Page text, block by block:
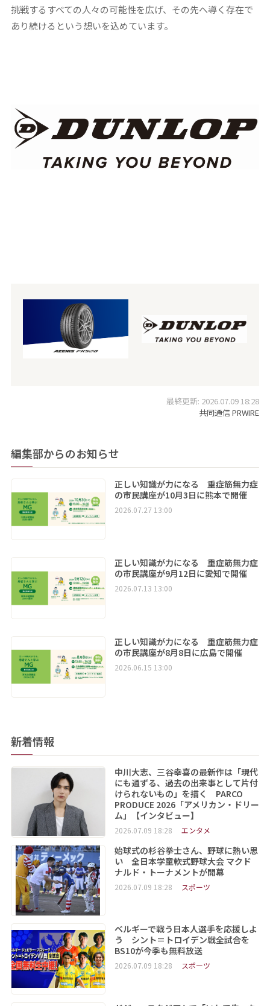
挑戦するすべての人々の可能性を広げ、その先へ導く存在で
あり続けるという想いを込めています。
最終更新: 2026.07.09 18:28
共同通信 PRWIRE
編集部からのお知らせ
正しい知識が力になる 重症筋無力症
の市民講座が10月3日に熊本で開催
2026.07.27 13:00
正しい知識が力になる 重症筋無力症
の市民講座が9月12日に愛知で開催
2026.07.13 13:00
正しい知識が力になる 重症筋無力症
の市民講座が8月8日に広島で開催
2026.06.15 13:00
新着情報
中川大志、三谷幸喜の最新作は「現代
にも通ずる、過去の出来事として片付
けられないもの」を描く PARCO
PRODUCE 2026「アメリカン・ドリー
ム」【インタビュー】
2026.07.09 18:28 エンタメ
始球式の杉谷拳士さん、野球に熱い思
い 全日本学童軟式野球大会 マクド
ナルド・トーナメントが開幕
2026.07.09 18:28 スポーツ
ベルギーで戦う日本人選手を応援しよ
う シント＝トロイデン戦全試合を
BS10が今季も無料放送
2026.07.09 18:28 スポーツ